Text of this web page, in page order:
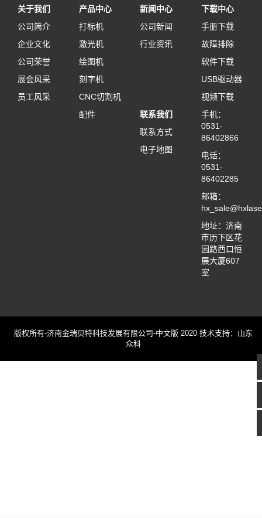
关于我们
公司简介
企业文化
公司荣誉
展会风采
员工风采
产品中心
打标机
激光机
绘图机
刻字机
CNC切割机
配件
新闻中心
公司新闻
行业资讯
下载中心
手册下载
故障排除
软件下载
USB驱动器
视频下载
联系我们
联系方式
电子地图
手机：
0531-
86402866
电话：
0531-
86402285
邮箱：
地址：济南
市历下区花
园路西口恒
展大厦607
室
版权所有-济南金瑞贝特科技发展有限公司-中文版 2020 技术支持：山东
众科